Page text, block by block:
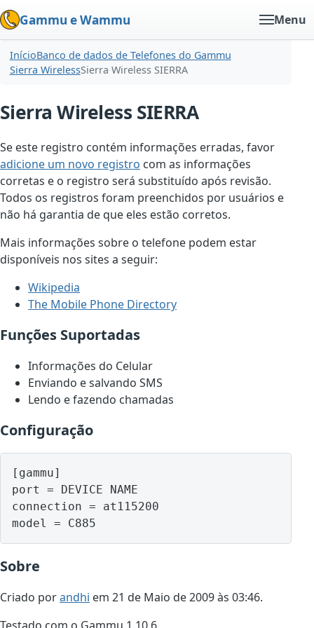
Gammu e Wammu Menu
InícioBanco de dados de Telefones do Gammu
Sierra WirelessSierra Wireless SIERRA
Sierra Wireless SIERRA
Se este registro contém informações erradas, favor
adicione um novo registro com as informações
corretas e o registro será substituído após revisão.
Todos os registros foram preenchidos por usuários e
não há garantia de que eles estão corretos.
Mais informações sobre o telefone podem estar
disponíveis nos sites a seguir:
Wikipedia
The Mobile Phone Directory
Funções Suportadas
Informações do Celular
Enviando e salvando SMS
Lendo e fazendo chamadas
Configuração
[gammu]
port = DEVICE NAME
connection = at115200
model = C885
Sobre
Criado porandhi em 21 de Maio de 2009 às 03:46.